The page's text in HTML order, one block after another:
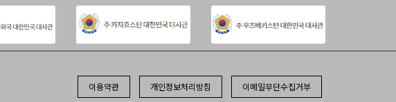
이용약관 개인정보처리방침 이메일무단수집거부